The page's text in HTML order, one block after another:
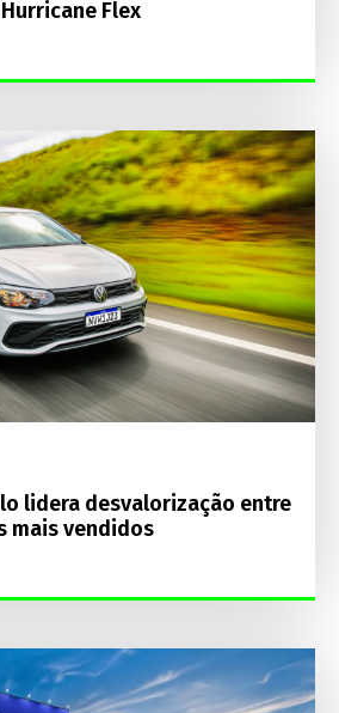
Flex
lidera desvalorização entre
mais vendidos